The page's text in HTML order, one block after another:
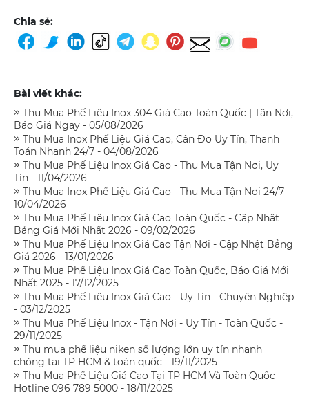
Chia sẻ:
Bài viết khác:
Thu Mua Phế Liệu Inox 304 Giá Cao Toàn Quốc | Tận Nơi,
Báo Giá Ngay - 05/08/2026
Thu Mua Inox Phế Liệu Giá Cao, Cân Đo Uy Tín, Thanh
Toán Nhanh 24/7 - 04/08/2026
Thu Mua Phế Liệu Inox Giá Cao - Thu Mua Tận Nơi, Uy
Tín - 11/04/2026
Thu Mua Inox Phế Liệu Giá Cao - Thu Mua Tận Nơi 24/7 -
10/04/2026
Thu Mua Phế Liệu Inox Giá Cao Toàn Quốc - Cập Nhật
Bảng Giá Mới Nhất 2026 - 09/02/2026
Thu Mua Phế Liệu Inox Giá Cao Tận Nơi - Cập Nhật Bảng
Giá 2026 - 13/01/2026
Thu Mua Phế Liệu Inox Giá Cao Toàn Quốc, Báo Giá Mới
Nhất 2025 - 17/12/2025
Thu Mua Phế Liệu Inox Giá Cao - Uy Tín - Chuyên Nghiệp
- 03/12/2025
Thu Mua Phế Liệu Inox - Tận Nơi - Uy Tín - Toàn Quốc -
29/11/2025
Thu mua phế liệu niken số lượng lớn uy tín nhanh
chóng tại TP HCM & toàn quốc - 19/11/2025
Thu Mua Phế Liệu Giá Cao Tại TP HCM Và Toàn Quốc -
Hotline 096 789 5000 - 18/11/2025